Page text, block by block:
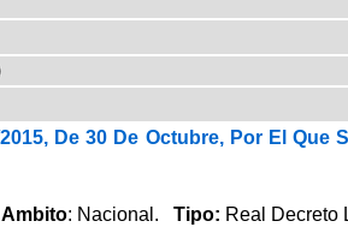
De 30 De Octubre, Por El
Ambito: Nacional. Tipo: Real Decreto